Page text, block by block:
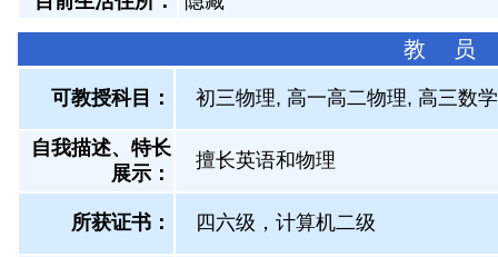
教 员
可教授科目： 初三物理, 高一高二物理, 高三数
自我描述、特长
展示 ：
擅长英语和物理
所获证书 ： 四六级，计算机二级